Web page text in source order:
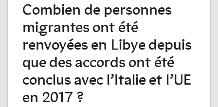
Combien de personnes
migrantes ont été
renvoyées en Libye depuis
que des accords ont été
conclus avec l’Italie et l’UE
en 2017 ?